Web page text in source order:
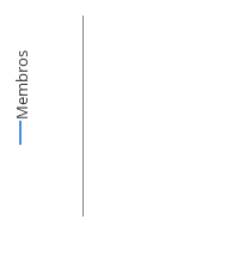
Membros